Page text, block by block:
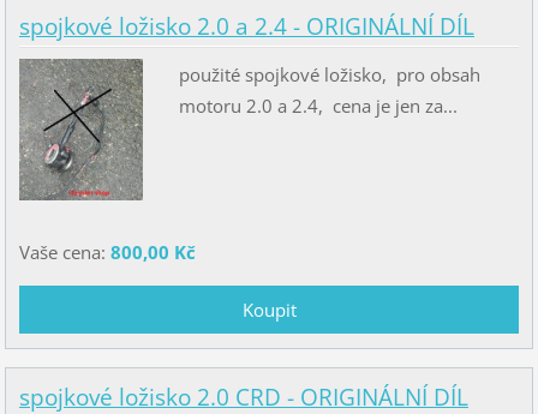
spojkové ložisko 2.0 a 2.4 - ORIGINÁLNÍ DÍL
použité spojkové ložisko, pro obsah
motoru 2.0 a 2.4, cena je jen za...
Vaše cena: 800,00 Kč
spojkové ložisko 2.0 CRD - ORIGINÁLNÍ DÍL